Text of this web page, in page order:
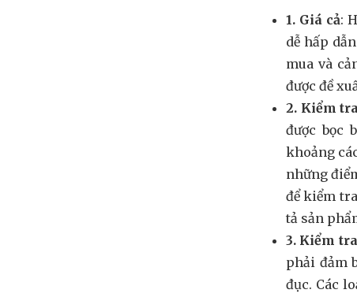
1. Giá cả:
dễ hấp
mua và
được đề
2. Kiểm
được bọc
khoảng
những
để kiểm
tả sản
3. Kiểm
phải đảm
đục. Các